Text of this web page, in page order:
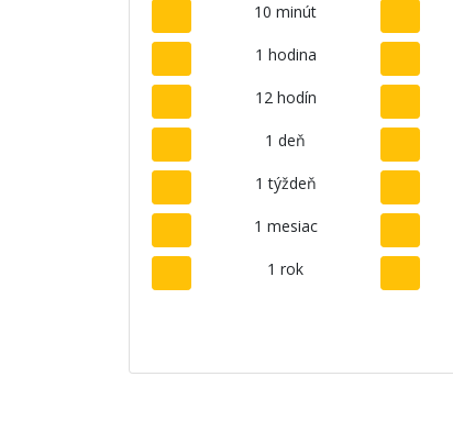
10 minút
1 hodina
12 hodín
1 deň
1 týždeň
1 mesiac
1 rok